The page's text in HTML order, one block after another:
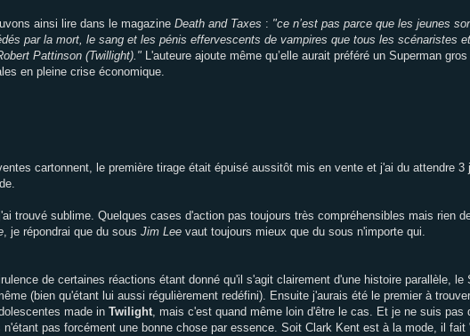
ainsi lire dans le magazine Death and Taxes : "ce n’est pas parce que les jeunes
par la mort, le sang et les pénis effervescents de vampires que tous les scénaristes
Pattinson (Twillight)." L'auteure ajoute même qu’elle aurait préféré un Superman
en pleine crise économique.
cartonnent, le première tirage était épuisé aussitôt mis en vente et j'ai du attendre 3
trouvé sublime. Quelques cases d'action pas toujours très compréhensibles mais rien
, je répondrai que du sous Jim Lee vaut toujours mieux que du sous n'importe qui.
de certaines réactions étant donné qu'il s'agit clairement d'une histoire parallèle, le
(bien qu'étant lui aussi régulièrement redéfini). Ensuite j'aurais été le premier à
made in Twilight, mais c'est quand même loin d'être le cas. Et je ne suis pas
pas forcément une bonne chose par essence. Soit Clark Kent est à la mode, il fait